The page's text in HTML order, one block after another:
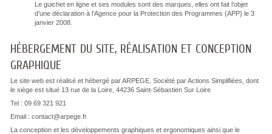
Le guichet en ligne et ses modules sont des marques, elles ont fait l’objet
d’une déclaration à l’Agence pour la Protection des Programmes (APP) le 3
janvier 2008.
HÉBERGEMENT DU SITE, RÉALISATION ET CONCEPTION
GRAPHIQUE
Le site web est réalisé et hébergé par ARPEGE, Société par Actions Simplifiées, dont
le siège est situé 13 rue de la Loire, 44236 Saint-Sébastien Sur Loire
Tel : 09 69 321 921
Email : contact@arpege.fr
La conception et les développements graphiques et ergonomiques ainsi que le